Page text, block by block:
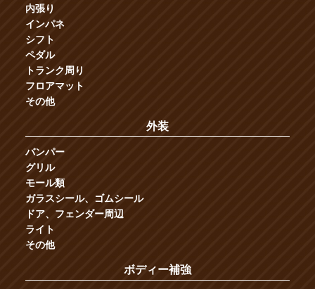
内張り
インパネ
シフト
ペダル
トランク周り
フロアマット
その他
外装
バンパー
グリル
モール類
ガラスシール、ゴムシール
ドア、フェンダー周辺
ライト
その他
ボディー補強